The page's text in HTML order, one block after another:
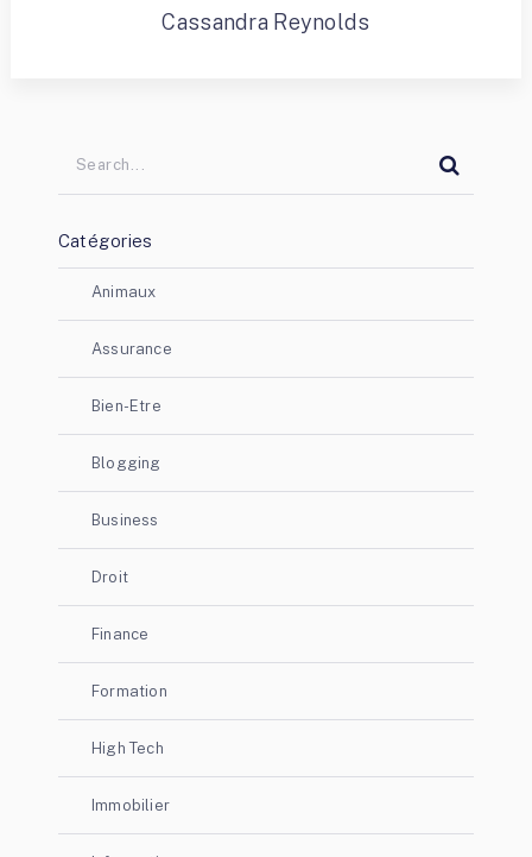
Cassandra Reynolds
Catégories
Animaux
Assurance
Bien-Etre
Blogging
Business
Droit
Finance
Formation
High Tech
Immobilier